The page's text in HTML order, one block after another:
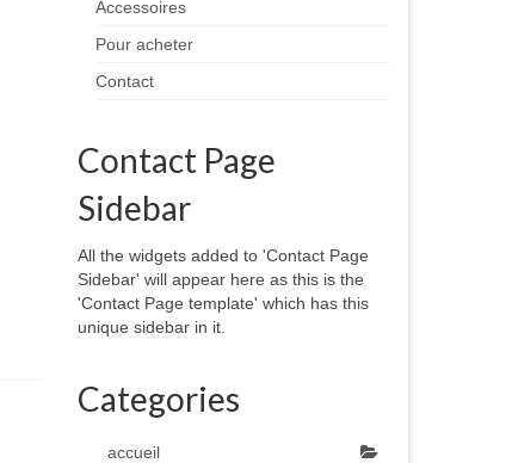
Accessoires
Pour acheter
Contact
Contact Page
Sidebar
All the widgets added to 'Contact Page
Sidebar' will appear here as this is the
'Contact Page template' which has this
unique sidebar in it.
Categories
accueil